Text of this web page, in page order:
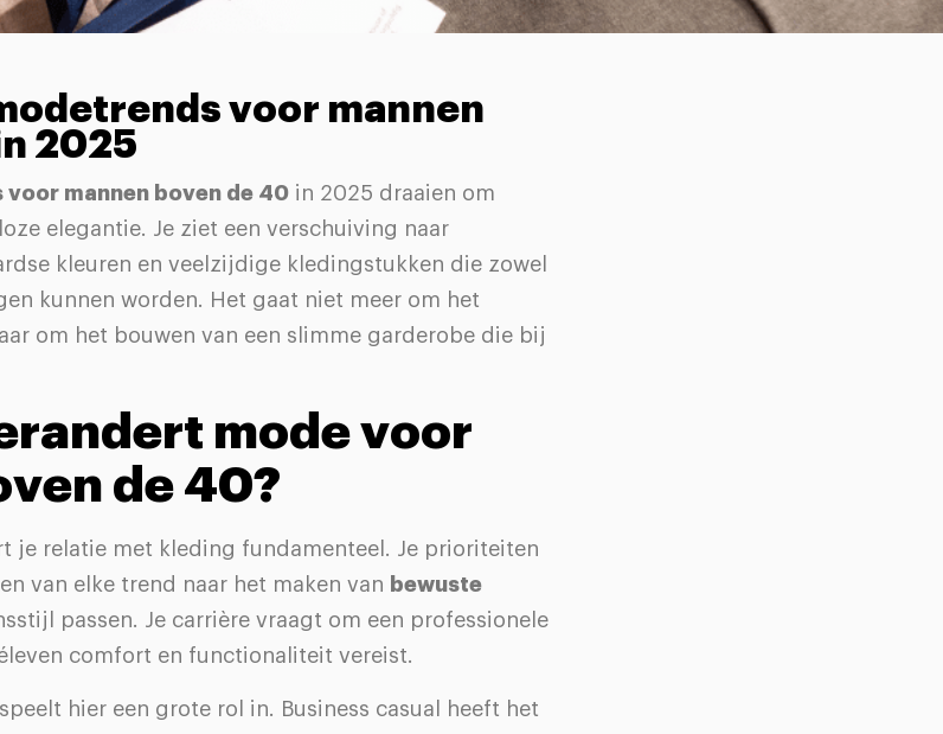
voor mannen
2025
voor mannen boven de 40 in 2025 draaien om
elegantie. Je ziet een verschuiving naar
kleuren en veelzijdige kledingstukken die zowel
kunnen worden. Het gaat niet meer om het
om het bouwen van een slimme garderobe die bij
mode voor
de 40?
je relatie met kleding fundamenteel. Je prioriteiten
van elke trend naar het maken van bewuste
passen. Je carrière vraagt om een professionele
comfort en functionaliteit vereist.
hier een grote rol in. Business casual heeft het